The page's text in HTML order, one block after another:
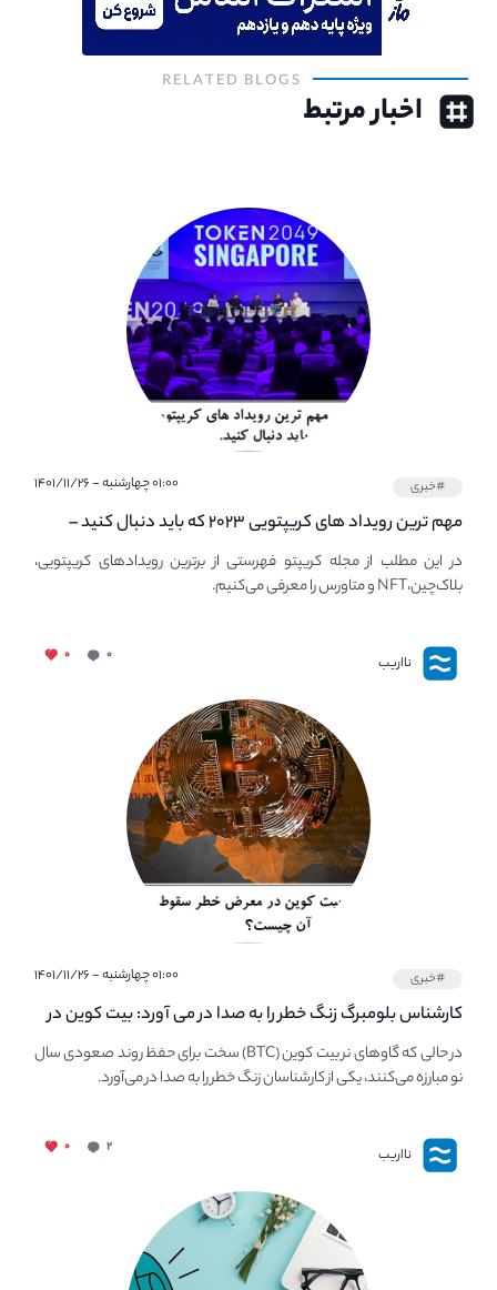
RELATED BLOGS
اخبار مرتبط
#خبری ۰۱:۰۰ چهارشنبه - ۱۴۰۱/۱۱/۲۶
مهم ترین رویداد های کریپتویی ۲۰۲۳ که باید دنبال کنید –
معرفی بهترین رویداد های جهانی
در این مطلب از مجله کریپتو فهرستی از برترین رویدادهای کریپتویی،
بلاک‌چین،NFT و متاورس را معرفی می‌کنیم.
نااریب ۰ ۰
#خبری ۰۱:۰۰ چهارشنبه - ۱۴۰۱/۱۱/۲۶
کارشناس بلومبرگ زنگ خطر را به صدا در می آورد: بیت کوین در
معرض خطر سقوط بزرگ است - دلیل آن چیست؟در حالی که گاوهای نر بیت کوین (BTC) سخت برای حفظ روند صعودی سال
نو مبارزه می‌کنند، یکی از کارشناسان زنگ خطر را به صدا در می‌آورد.
نااریب ۲ ۰